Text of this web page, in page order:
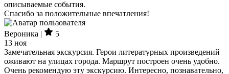
описываемые события.
Спасибо за положительные впечатления!
Вероника |
5
13 ноя
Замечательная экскурсия. Герои литературных произведений
оживают на улицах города. Маршрут построен очень удобно.
Очень рекомендую эту экскурсию. Интересно, познавательно,